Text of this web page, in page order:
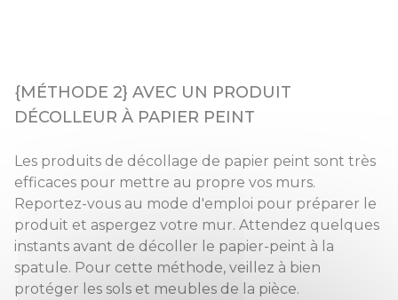
{MÉTHODE 2} AVEC UN PRODUIT
DÉCOLLEUR À PAPIER PEINT
Les produits de décollage de papier peint sont très
efficaces pour mettre au propre vos murs.
Reportez-vous au mode d'emploi pour préparer le
produit et aspergez votre mur. Attendez quelques
instants avant de décoller le papier-peint à la
spatule. Pour cette méthode, veillez à bien
protéger les sols et meubles de la pièce.